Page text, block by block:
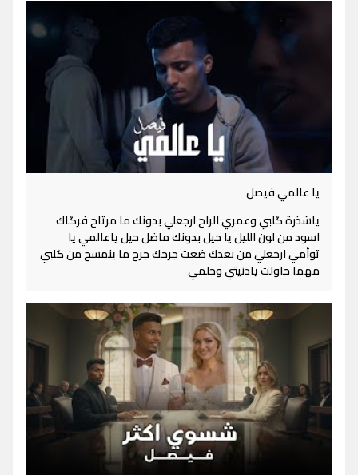
يا عالمي فيصل
ياشذرة گلبي وعمري الراح ارجعلي بدونك ما مرتاح فرگاك
اسود من لون الليل يا حيل بدونك ماضل حيل ياعالمي يا
توأمي ارجعلي من بعدك ضعت جرحك جرح ما ينمسح من گلبي
مهما حاولت يادنيتي وحلمي